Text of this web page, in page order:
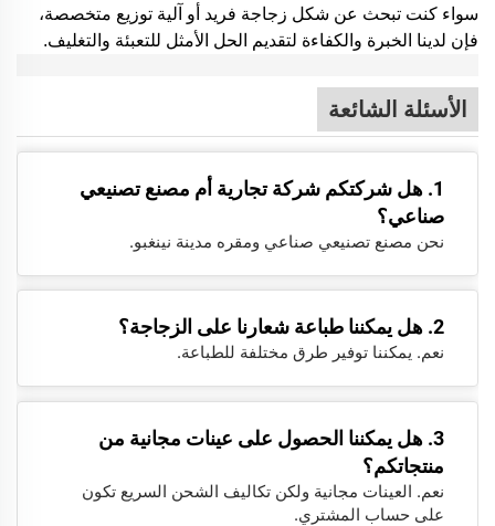
سواء كنت تبحث عن شكل زجاجة فريد أو آلية توزيع متخصصة،
فإن لدينا الخبرة والكفاءة لتقديم الحل الأمثل للتعبئة والتغليف.
الأسئلة الشائعة
1. هل شركتكم شركة تجارية أم مصنع تصنيعي
صناعي؟
نحن مصنع تصنيعي صناعي ومقره مدينة نينغبو.
2. هل يمكننا طباعة شعارنا على الزجاجة؟
نعم. يمكننا توفير طرق مختلفة للطباعة.
3. هل يمكننا الحصول على عينات مجانية من
منتجاتكم؟
نعم. العينات مجانية ولكن تكاليف الشحن السريع تكون
على حساب المشتري.